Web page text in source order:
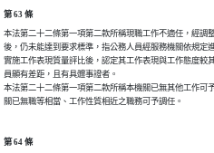
第 63 條
本法第二十二條第一項第二款所稱現職工作不適任，經調
後，仍未能達到要求標準，指公務人員經服務機關依規定
實施工作表現質量評比後，認定其工作表現與工作態度較
員顯有差距，且有具體事證者。
本法第二十二條第一項第二款所稱本機關已無其他工作可
關已無職等相當、工作性質相近之職務可予調任。
第 64 條